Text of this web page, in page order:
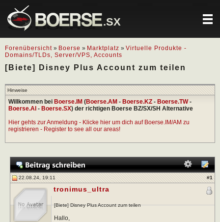
.SX
Forenübersicht » Boerse » Marktplatz » Virtuelle Produkte -
Domains/TLDs, Server/VPS, Accounts
[Biete] Disney Plus Account zum teilen
Hinweise
Willkommen bei Boerse.IM (Boerse.AM - Boerse.KZ - Boerse.TW-
Boerse.AI - Boerse.SX) der richtigen Boerse BZ/SX/SH Alternative
Hier gehts zur Anmeldung - Klicke hier um dich auf Boerse.IM/AM zu
registrieren - Register to see all our areas!
22.08.24, 19:11 #1
tronimus_ultra
[Biete] Disney Plus Account zum teilen
Hallo,